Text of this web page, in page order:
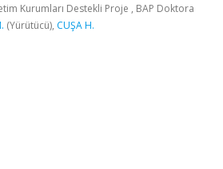
Kurumları Destekli Proje , BAP Doktora
(Yürütücü), CUŞA H.